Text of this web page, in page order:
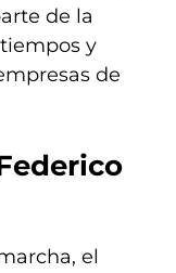
de la
y
de
el